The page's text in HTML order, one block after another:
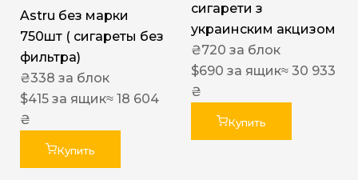
Astru без марки
750шт ( сигареты без
фильтра)
₴338 за блок
$415 за ящик≈ 18 604
₴
Купить
сигарети з
украинским акцизом
₴720 за блок
$690 за ящик≈ 30 933
₴
Купить